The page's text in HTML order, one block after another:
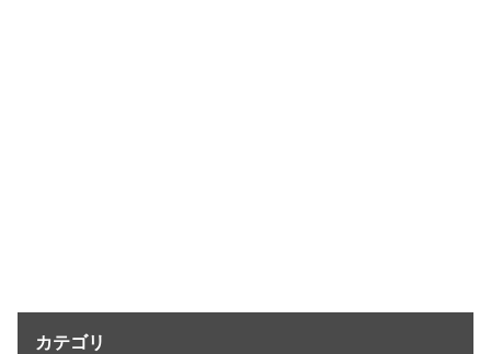
カテゴリ